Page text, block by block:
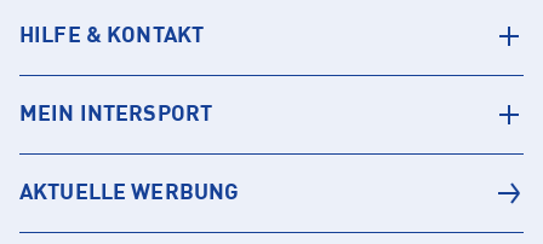
HILFE & KONTAKT
MEIN INTERSPORT
AKTUELLE WERBUNG